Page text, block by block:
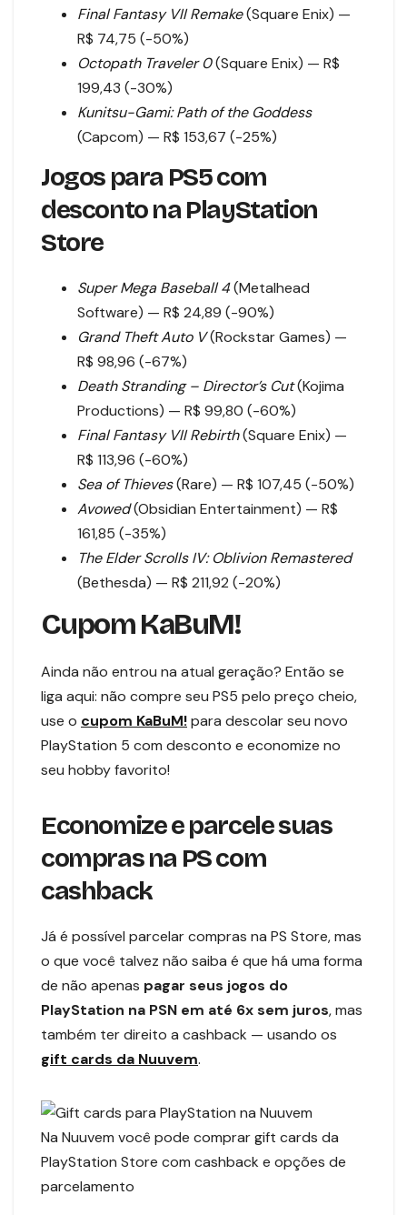
Final Fantasy VII Remake(Square Enix) —
R$ 74,75 (-50%)
Octopath Traveler 0(Square Enix) — R$
199,43 (-30%)
Kunitsu-Gami: Path of the Goddess
(Capcom) — R$ 153,67 (-25%)
Jogos para PS5 com
desconto na PlayStation
Store
Super Mega Baseball 4(Metalhead
Software) — R$ 24,89 (-90%)
Grand Theft Auto V(Rockstar Games) —
R$ 98,96 (-67%)
Death Stranding – Director’s Cut(Kojima
Productions) — R$ 99,80 (-60%)
Final Fantasy VII Rebirth(Square Enix) —
R$ 113,96 (-60%)
Sea of Thieves(Rare) — R$ 107,45 (-50%)
Avowed(Obsidian Entertainment) — R$
161,85 (-35%)
The Elder Scrolls IV: Oblivion Remastered
(Bethesda) — R$ 211,92 (-20%)
Cupom KaBuM!
Ainda não entrou na atual geração? Então se
liga aqui: não compre seu PS5 pelo preço cheio,
use o cupom KaBuM!para descolar seu novo
PlayStation 5 com desconto e economize no
seu hobby favorito!
Economize e parcele suas
compras na PS com
cashback
Já é possível parcelar compras na PS Store, mas
o que você talvez não saiba é que há uma forma
de não apenas pagar seus jogos do
PlayStation na PSN em até 6x sem juros, mas
também ter direito a cashback — usando os
gift cards da Nuuvem.
Na Nuuvem você pode comprar gift cards da
PlayStation Store com cashback e opções de
parcelamento